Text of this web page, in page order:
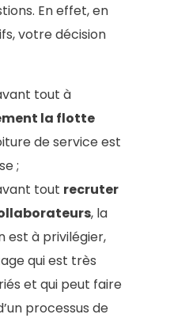
En effet, en
votre décision
tout à
la flotte
de service est
;
tout recruter
, la
est à privilégier,
qui est très
et qui peut faire
processus de